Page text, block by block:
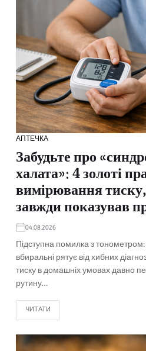
АПТЕЧКА
Забудьте про
халата»: 4 золоті
вимірювання
завжди показував
04.08.2026
Підступна помилка з
вбиральні рятує від хибних
тиску в домашніх умовах давно
рутину…
ЧИТАТИ